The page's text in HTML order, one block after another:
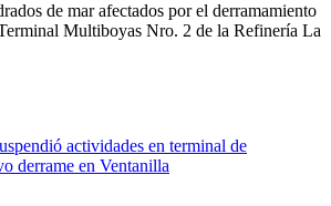
de mar afectados por el derramamiento
Multiboyas Nro. 2 de la Refinería La